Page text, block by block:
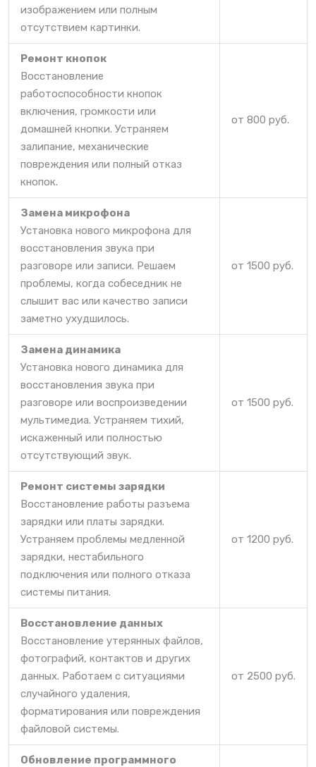
изображением или полным
отсутствием картинки.
Ремонт кнопок
Восстановление
работоспособности кнопок
включения, громкости или
домашней кнопки. Устраняем
залипание, механические
повреждения или полный отказ
кнопок.
от 800 руб.
Замена микрофона
Установка нового микрофона для
восстановления звука при
разговоре или записи. Решаем
проблемы, когда собеседник не
слышит вас или качество записи
заметно ухудшилось.
от 1500 руб.
Замена динамика
Установка нового динамика для
восстановления звука при
разговоре или воспроизведении
мультимедиа. Устраняем тихий,
искаженный или полностью
отсутствующий звук.
от 1500 руб.
Ремонт системы зарядки
Восстановление работы разъема
зарядки или платы зарядки.
Устраняем проблемы медленной
зарядки, нестабильного
подключения или полного отказа
системы питания.
от 1200 руб.
Восстановление данных
Восстановление утерянных файлов,
фотографий, контактов и других
данных. Работаем с ситуациями
случайного удаления,
форматирования или повреждения
файловой системы.
от 2500 руб.
Обновление программного